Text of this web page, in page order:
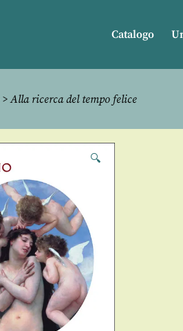
Catalogo
> Alla ricerca del tempo felice
🔍